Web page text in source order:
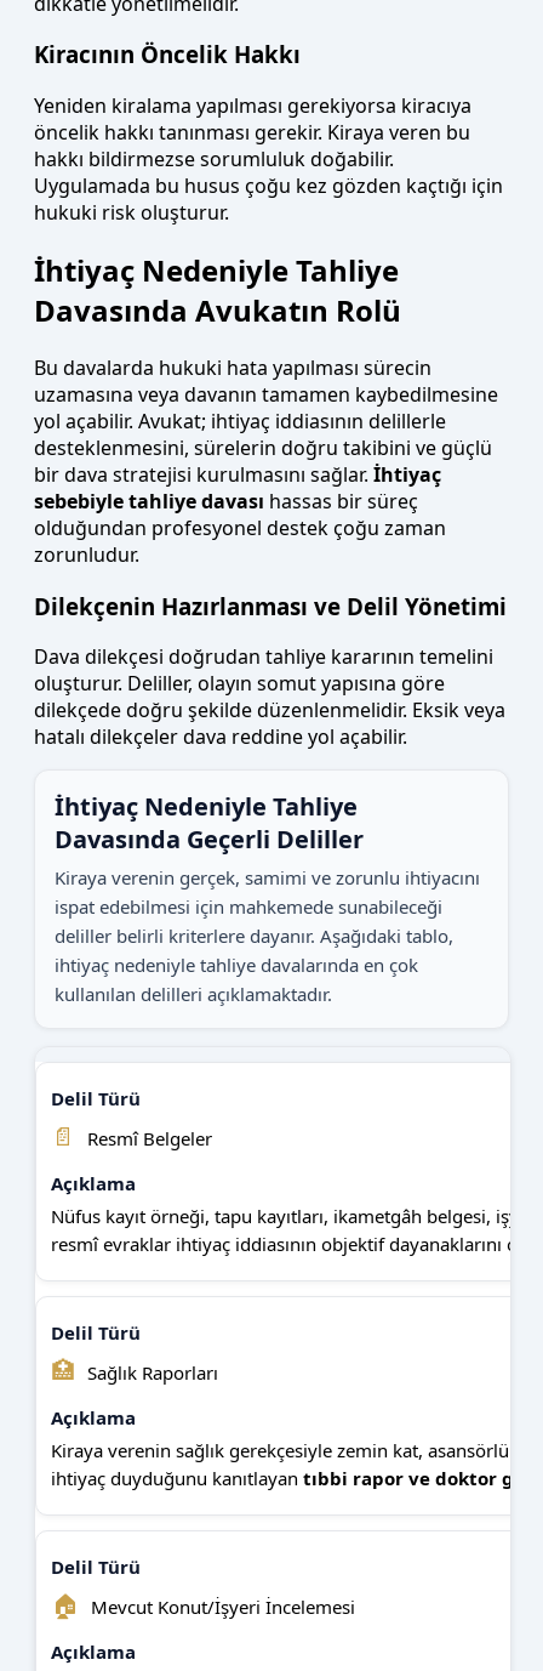
Kiracının Öncelik Hakkı
Yeniden kiralama yapılması gerekiyorsa kiracıya
öncelik hakkı tanınması gerekir. Kiraya veren bu
hakkı bildirmezse sorumluluk doğabilir.
Uygulamada bu husus çoğu kez gözden kaçtığı için
hukuki risk oluşturur.
İhtiyaç Nedeniyle Tahliye
Davasında Avukatın Rolü
Bu davalarda hukuki hata yapılması sürecin
uzamasına veya davanın tamamen kaybedilmesine
yol açabilir. Avukat; ihtiyaç iddiasının delillerle
desteklenmesini, sürelerin doğru takibini ve güçlü
bir dava stratejisi kurulmasını sağlar. İhtiyaç
sebebiyle tahliye davası hassas bir süreç
olduğundan profesyonel destek çoğu zaman
zorunludur.
Dilekçenin Hazırlanması ve Delil Yönetimi
Dava dilekçesi doğrudan tahliye kararının temelini
oluşturur. Deliller, olayın somut yapısına göre
dilekçede doğru şekilde düzenlenmelidir. Eksik veya
hatalı dilekçeler dava reddine yol açabilir.
İhtiyaç Nedeniyle Tahliye
Davasında Geçerli Deliller
Kiraya verenin gerçek, samimi ve zorunlu ihtiyacını
ispat edebilmesi için mahkemede sunabileceği
deliller belirli kriterlere dayanır. Aşağıdaki tablo,
ihtiyaç nedeniyle tahliye davalarında en çok
kullanılan delilleri açıklamaktadır.
📄 Resmî Belgeler
Nüfus kayıt örneği, tapu kayıtları, ikametgâh belgesi,
resmî evraklar ihtiyaç iddiasının objektif dayanaklarını
🏥 Sağlık Raporları
Kiraya verenin sağlık gerekçesiyle zemin kat, asansörlü
ihtiyaç duyduğunu kanıtlayan tıbbi rapor ve doktor
🏠 Mevcut Konut/İşyeri İncelemesi